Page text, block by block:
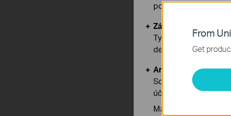
From
Get
používáním našich
Základní cookies
Tyto cookies jsou
deaktivovat.
Analytické a
Soubory cookie pro
účelem zlepšení a
Marketingové